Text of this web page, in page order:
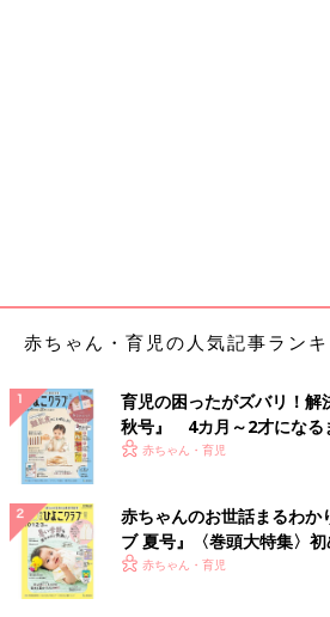
不思議に思います。
毎月、紙おむつで月齢を書いて
赤ちゃん・育児の人気記事ラン
育児の困ったがズバリ！解
秋号』 4カ月～2才になる
いっぱい！
赤ちゃん・育児
赤ちゃんのお世話まるわか
ブ 夏号』〈巻頭大特集〉
く！ おっぱい・ミルクの基
赤ちゃん・育児